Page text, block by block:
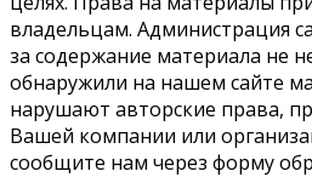
владельцам. Администрация
за содержание материала не
обнаружили на нашем сайте
нарушают авторские права,
Вашей компании или
сообщите нам через форму